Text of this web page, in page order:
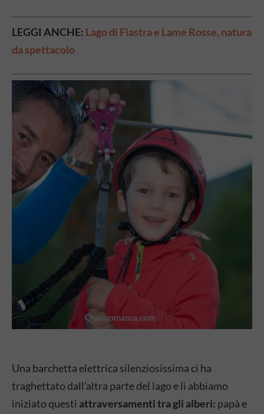
LEGGI ANCHE: Lago di Fiastra e Lame Rosse, natura
da spettacolo
Una barchetta elettrica silenziosissima ci ha
traghettato dall’altra parte del lago e lì abbiamo
iniziato questi attraversamenti tra gli alberi: papà e